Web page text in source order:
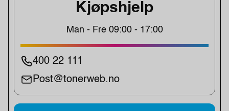
Kjøpshjelp
Man - Fre 09:00 - 17:00
400 22 111
Post@tonerweb.no